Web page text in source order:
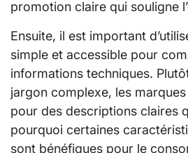
promotion claire qui souligne
Ensuite, il est important
simple et accessible pour
informations techniques.
jargon complexe, les
pour des descriptions claires
pourquoi certaines
sont bénéfiques pour le